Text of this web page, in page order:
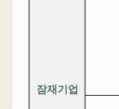
잠재기업